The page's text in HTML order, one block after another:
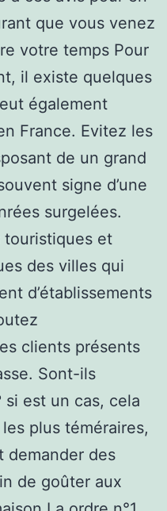
que vous venez
votre temps Pour
il existe quelques
également
France. Evitez les
de un grand
signe d’une
surgelées.
touristiques et
des villes qui
d’établissements
clients présents
Sont-ils
est un cas, cela
plus téméraires,
demander des
de goûter aux